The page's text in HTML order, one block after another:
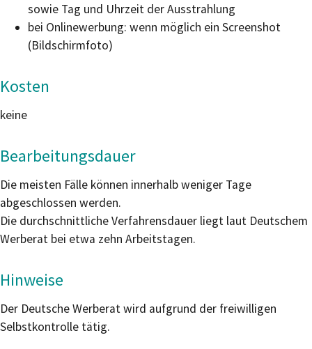
sowie Tag und Uhrzeit der Ausstrahlung
bei Onlinewerbung: wenn möglich ein Screenshot
(Bildschirmfoto)
Kosten
keine
Bearbeitungsdauer
Die meisten Fälle können innerhalb weniger Tage
abgeschlossen werden.
Die durchschnittliche Verfahrensdauer liegt laut Deutschem
Werberat bei etwa zehn Arbeitstagen.
Hinweise
Der Deutsche Werberat wird aufgrund der freiwilligen
Selbstkontrolle tätig.